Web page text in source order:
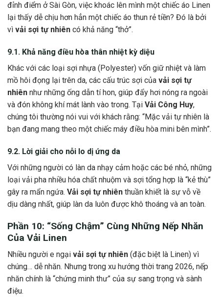
đỉnh điểm ở Sài Gòn, việc khoác lên mình một chiếc áo Linen
lại thấy dễ chịu hơn hẳn một chiếc áo thun rẻ tiền? Đó là bởi
vì vải sợi tự nhiên có khả năng “thở”.
9.1. Khả năng điều hòa thân nhiệt kỳ diệu
Khác với các loại sợi nhựa (Polyester) vốn giữ nhiệt và làm
mồ hôi đọng lại trên da, các cấu trúc sợi của vải sợi tự
nhiên như những ống dẫn tí hon, giúp đẩy hơi nóng ra ngoài
và đón không khí mát lành vào trong. Tại Vải Công Huy,
chúng tôi thường nói vui với khách rằng: “Mặc vải tự nhiên là
bạn đang mang theo một chiếc máy điều hòa mini bên mình”.
9.2. Lời giải cho nỗi lo dị ứng da
Với những người có làn da nhạy cảm hoặc các bé nhỏ, những
loại vải pha nhiều hóa chất nhuộm và sợi tổng hợp là “kẻ thù”
gây ra mẩn ngứa. Vải sợi tự nhiên thuần khiết là sự vỗ về
dịu dàng nhất, giúp làn da luôn được khô thoáng và an toàn.
Phần 10: “Sống Chậm” Cùng Những Nếp Nhăn
Của Vải Linen
Nhiều người e ngại vải sợi tự nhiên (đặc biệt là Linen) vì
chúng… dễ nhăn. Nhưng trong xu hướng thời trang 2026, nếp
nhăn chính là “chứng minh thư” của sự sang trọng và sành
điệu.